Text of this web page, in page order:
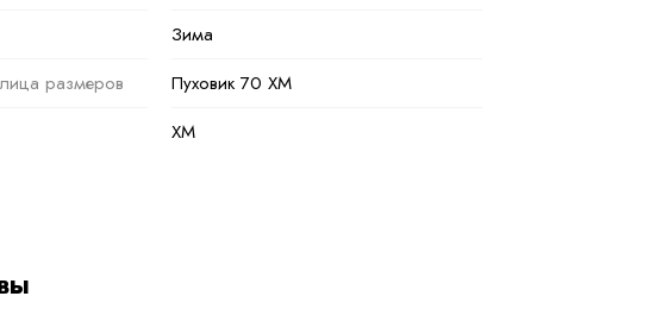
Зима
размеров
Пуховик 70 ХМ
XM